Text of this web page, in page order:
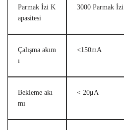
Parmak İzi K
apasitesi
3000 Parmak İzi
Çalışma akım
ı
<150mA
Bekleme akı
mı
< 20μA